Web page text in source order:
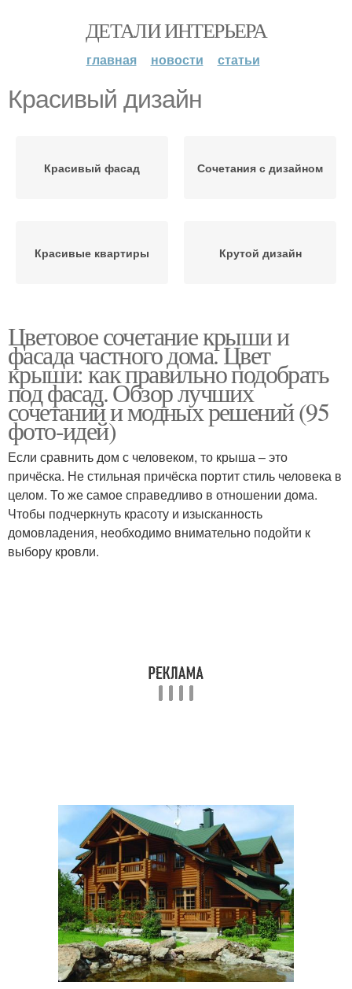
ДЕТАЛИ ИНТЕРЬЕРА
главная новости статьи
Красивый дизайн
Красивый фасад Сочетания с дизайном
Красивые квартиры Крутой дизайн
Цветовое сочетание крыши и
фасада частного дома. Цвет
крыши: как правильно подобрать
под фасад. Обзор лучших
сочетаний и модных решений (95
фото-идей)
Если сравнить дом с человеком, то крыша – это
причёска. Не стильная причёска портит стиль человека в
целом. То же самое справедливо в отношении дома.
Чтобы подчеркнуть красоту и изысканность
домовладения, необходимо внимательно подойти к
выбору кровли.